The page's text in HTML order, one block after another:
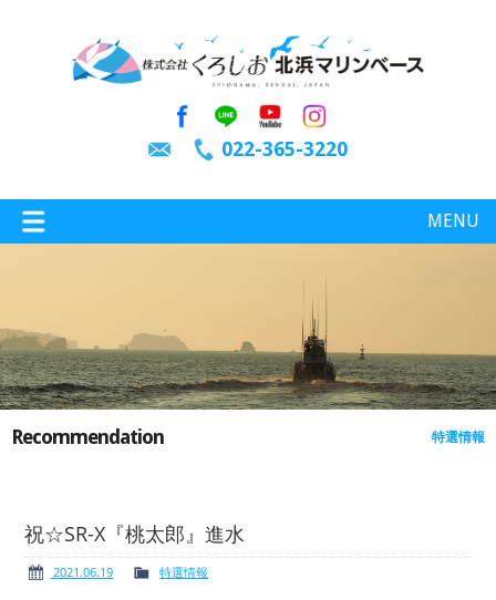
022-365-3220
MENU
特選情報 釣り情報
Recommendation 特選情報
祝☆SR-X『桃太郎』進水
2021.06.19 特選情報